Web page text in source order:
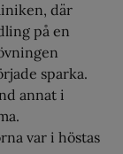
där
på en
sparka.
annat i
var i höstas